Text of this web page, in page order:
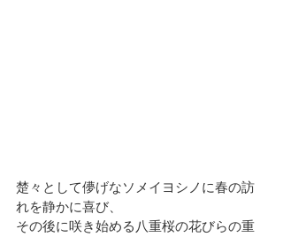
楚々として儚げなソメイヨシノに春の訪
れを静かに喜び、
その後に咲き始める八重桜の花びらの重